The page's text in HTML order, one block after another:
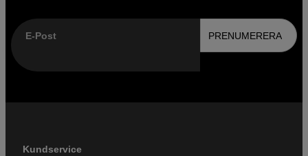
E-Post PRENUMERERA
Kundservice